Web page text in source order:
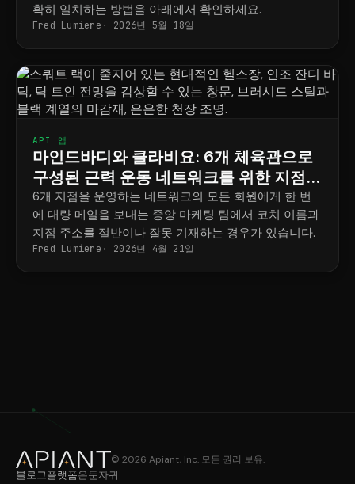
확히 일치하는 방법을 아래에서 확인하세요.
Fred Lumiere 2026년 5월 18일
API 앱
마인드바디와 클라비요: 6개 체육관으로
구성된 근력 운동 네트워크를 위한 지점별
마케팅 전략
6개 지점을 운영하는 네트워크의 모든 회원에게 한 번
에 대량 메일을 보내는 중앙 마케팅 팀에서 코치 이름과
지점 주소를 절반이나 잘못 기재하는 경우가 있습니다.
Fred Lumiere 2026년 4월 21일
© 2026 Apiant, Inc. 모든 권리 보유.
블로그플랫폼은둔자귀